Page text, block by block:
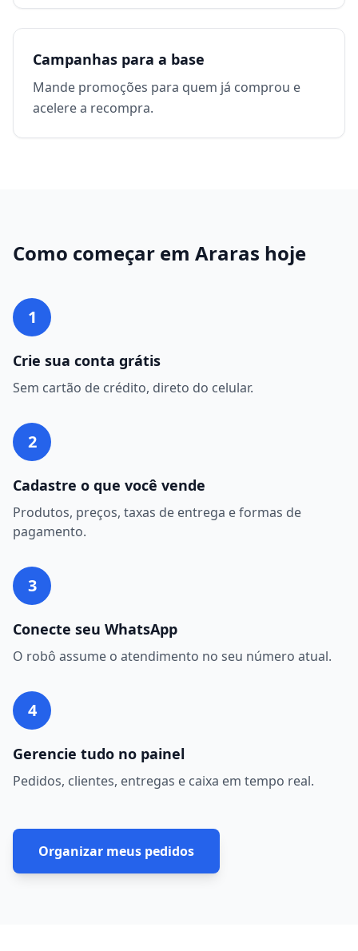
Campanhas para a base
Mande promoções para quem já comprou e
acelere a recompra.
Como começar em Araras hoje
1
Crie sua conta grátis
Sem cartão de crédito, direto do celular.
2
Cadastre o que você vende
Produtos, preços, taxas de entrega e formas de
pagamento.
3
Conecte seu WhatsApp
O robô assume o atendimento no seu número atual.
4
Gerencie tudo no painel
Pedidos, clientes, entregas e caixa em tempo real.
Organizar meus pedidos